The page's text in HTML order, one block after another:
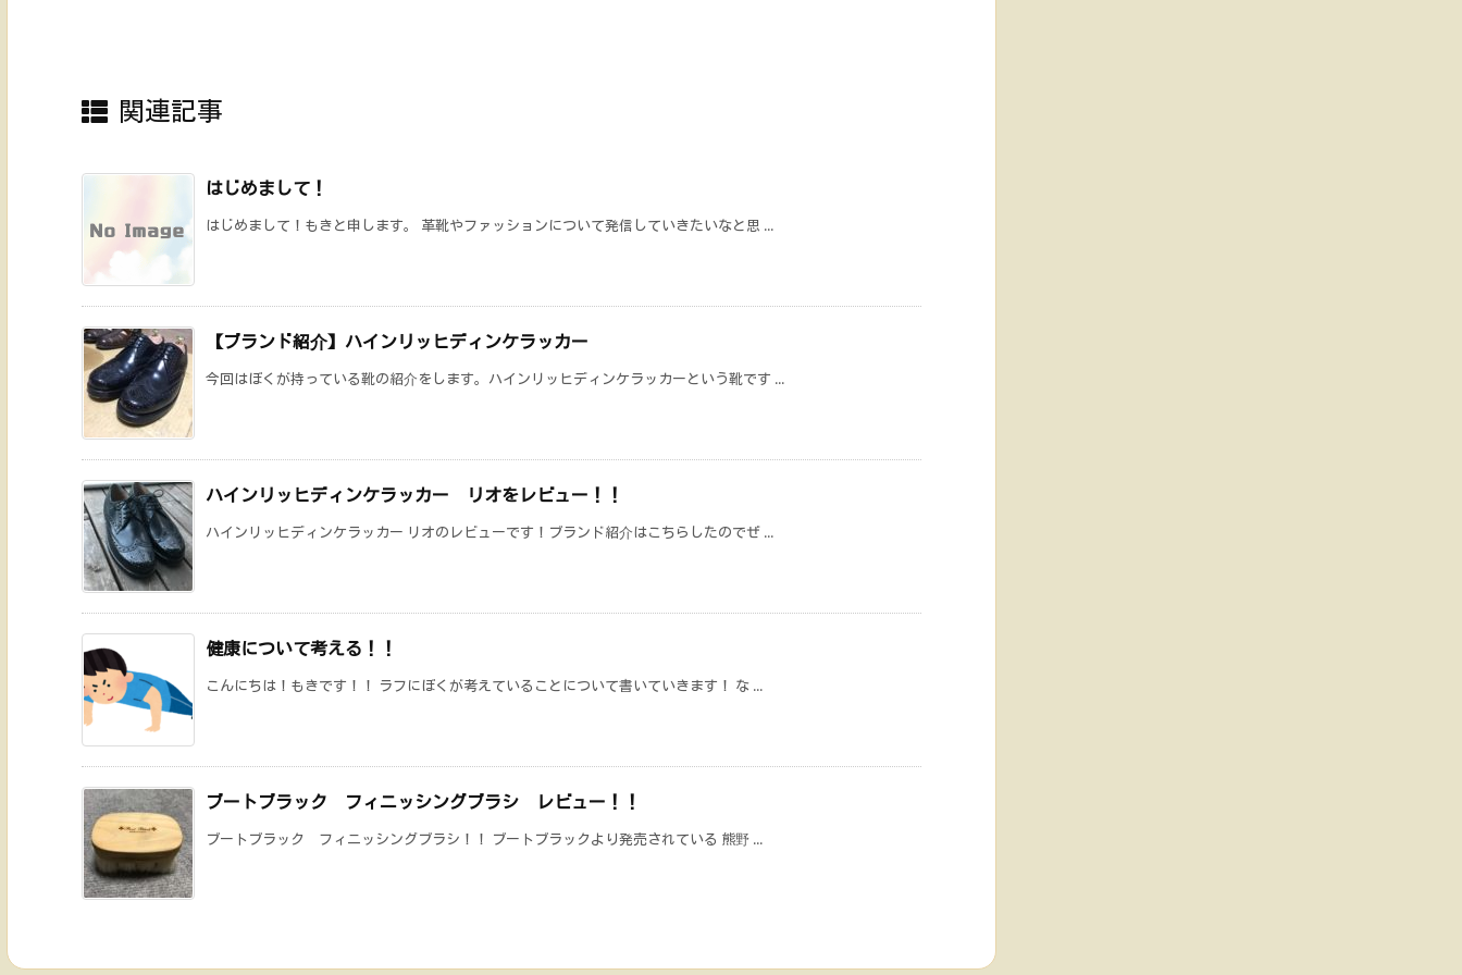
関連記事
はじめまして！
はじめまして！もきと申します。 革靴やファッションについて発信していきたいなと思 ...
【ブランド紹介】ハインリッヒディンケラッカー
今回はぼくが持っている靴の紹介をします。ハインリッヒディンケラッカーという靴です ...
ハインリッヒディンケラッカー リオをレビュー！！
ハインリッヒディンケラッカー リオのレビューです！ブランド紹介はこちらしたのでぜ ...
健康について考える！！
こんにちは！もきです！！ ラフにぼくが考えていることについて書いていきます！ な ...
ブートブラック フィニッシングブラシ レビュー！！
ブートブラック フィニッシングブラシ！！ ブートブラックより発売されている 熊野 ...